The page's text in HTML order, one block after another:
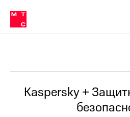
связь
Сервисы и подписки
30% на связь
кабинеты
Мобильная
и
Спутниковое
в МТС
Услуги
Kaspersky +